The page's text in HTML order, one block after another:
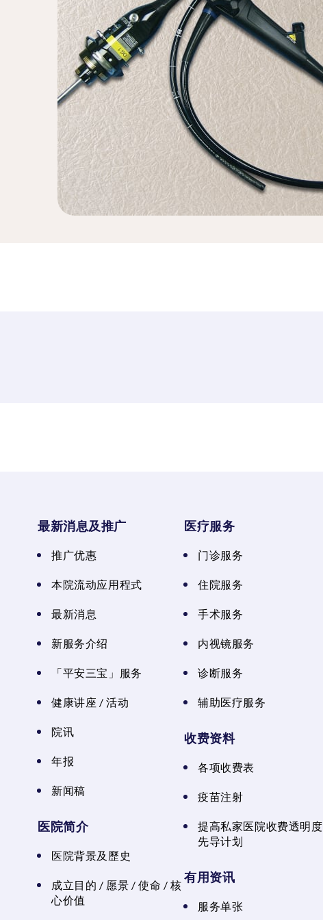
最新消息及推广
推广优惠
本院流动应用程式
最新消息
新服务介绍
「平安三宝」服务
健康讲座 / 活动
院讯
年报
新闻稿
医院简介
医院背景及歷史
成立目的 / 愿景 / 使命 / 核
心价值
医疗服务
门诊服务
住院服务
手术服务
内视镜服务
诊断服务
辅助医疗服务
收费资料
各项收费表
疫苗注射
提高私家医院收费透明度
先导计划
有用资讯
服务单张